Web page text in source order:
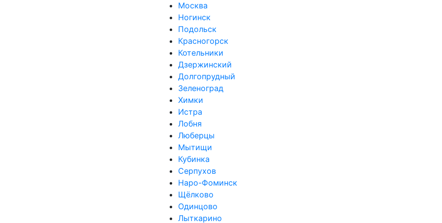
Москва
Ногинск
Подольск
Красногорск
Котельники
Дзержинский
Долгопрудный
Зеленоград
Химки
Истра
Лобня
Люберцы
Мытищи
Кубинка
Серпухов
Наро-Фоминск
Щёлково
Одинцово
Лыткарино